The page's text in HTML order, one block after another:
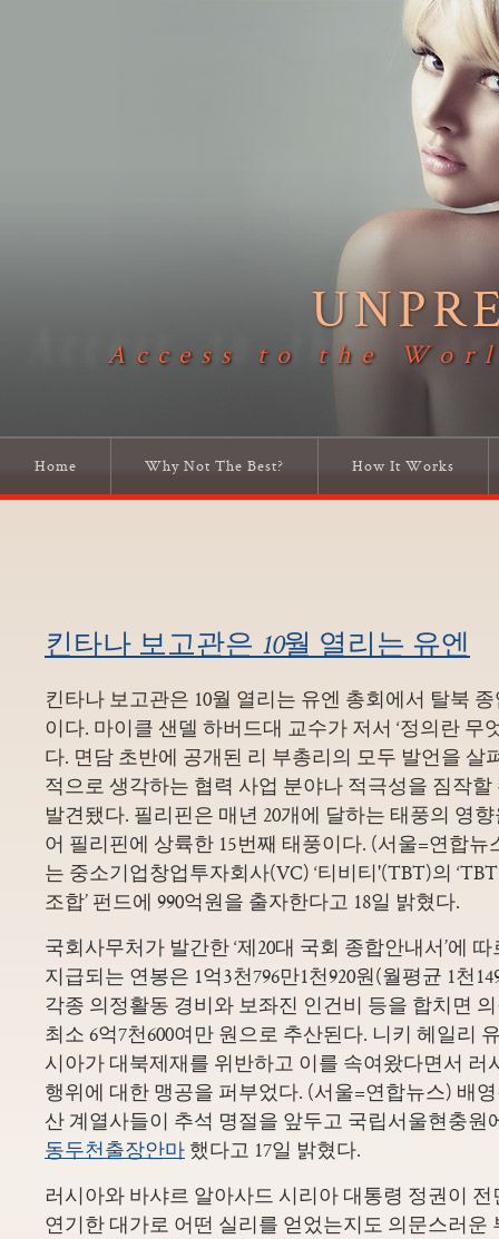
Access to the
Home Why Not The Best? How It Works
킨타나 보고관은 10월 열리는 유엔
킨타나 보고관은 10월 열리는 유엔 총회에서 탈북
이다. 마이클 샌델 하버드대 교수가 저서 ‘정의란 무
다. 면담 초반에 공개된 리 부총리의 모두 발언을 살
적으로 생각하는 협력 사업 분야나 적극성을 짐작
발견됐다. 필리핀은 매년 20개에 달하는 태풍의 영
어 필리핀에 상륙한 15번째 태풍이다. (서울=연합뉴
는 중소기업창업투자회사(VC) ‘티비티'(TBT)의
조합’ 펀드에 990억원을 출자한다고 18일 밝혔다.
국회사무처가 발간한 ‘제20대 국회 종합안내서’에
지급되는 연봉은 1억3천796만1천920원(월평균 1천
각종 의정활동 경비와 보좌진 인건비 등을 합치면
최소 6억7천600여만 원으로 추산된다. 니키 헤일리
시아가 대북제재를 위반하고 이를 속여왔다면서 러
행위에 대한 맹공을 퍼부었다. (서울=연합뉴스) 배영
산 계열사들이 추석 명절을 앞두고 국립서울현충원
동두천출장안마 했다고 17일 밝혔다.
러시아와 바샤르 알아사드 시리아 대통령 정권이
연기한 대가로 어떤 실리를 얻었는지도 의문스러운